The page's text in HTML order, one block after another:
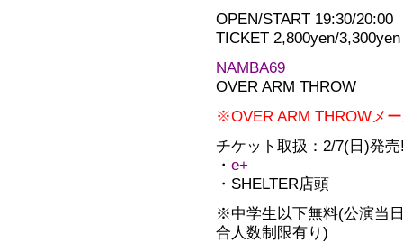
OPEN/START 19:30/20:00
TICKET 2,800yen/3,300yen
NAMBA69
OVER ARM THROW
※OVER ARM THROWメ
チケット取扱：2/7(日)発
・ e+
・SHELTER店頭
※中学生以下無料(公演当
合人数制限有り)